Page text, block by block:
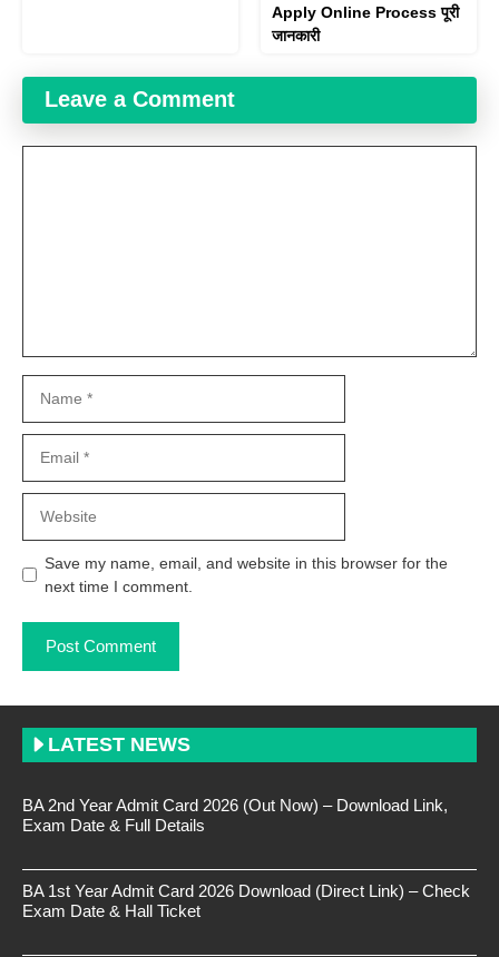
Apply Online Process पूरी
जानकारी
Leave a Comment
Save my name, email, and website in this browser for the
next time I comment.
LATEST NEWS
BA 2nd Year Admit Card 2026 (Out Now) – Download Link,
Exam Date & Full Details
BA 1st Year Admit Card 2026 Download (Direct Link) – Check
Exam Date & Hall Ticket